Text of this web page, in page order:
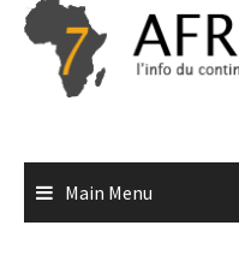
Skip
content
Main Menu